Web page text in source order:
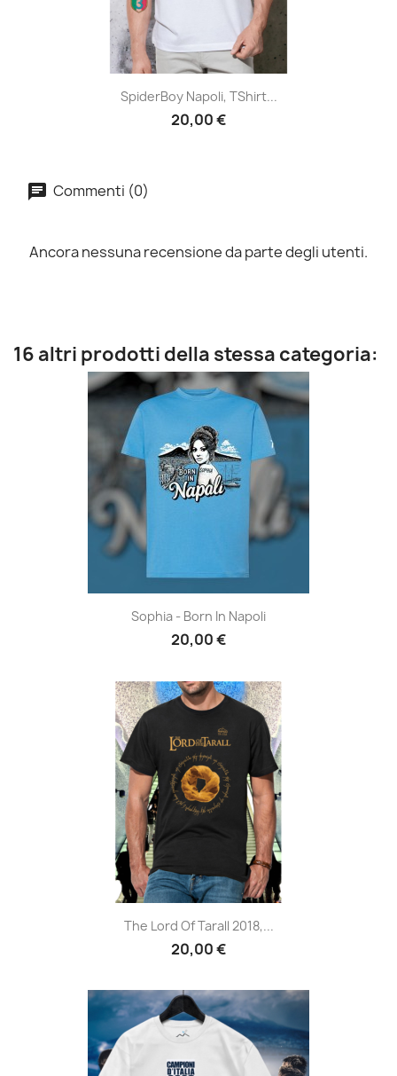
SpiderBoy Napoli, TShirt...
20,00 €
Commenti (0)
Ancora nessuna recensione da parte degli utenti.
16 altri prodotti della stessa categoria:
Sophia - Born In Napoli
20,00 €
The Lord Of Tarall 2018,...
20,00 €